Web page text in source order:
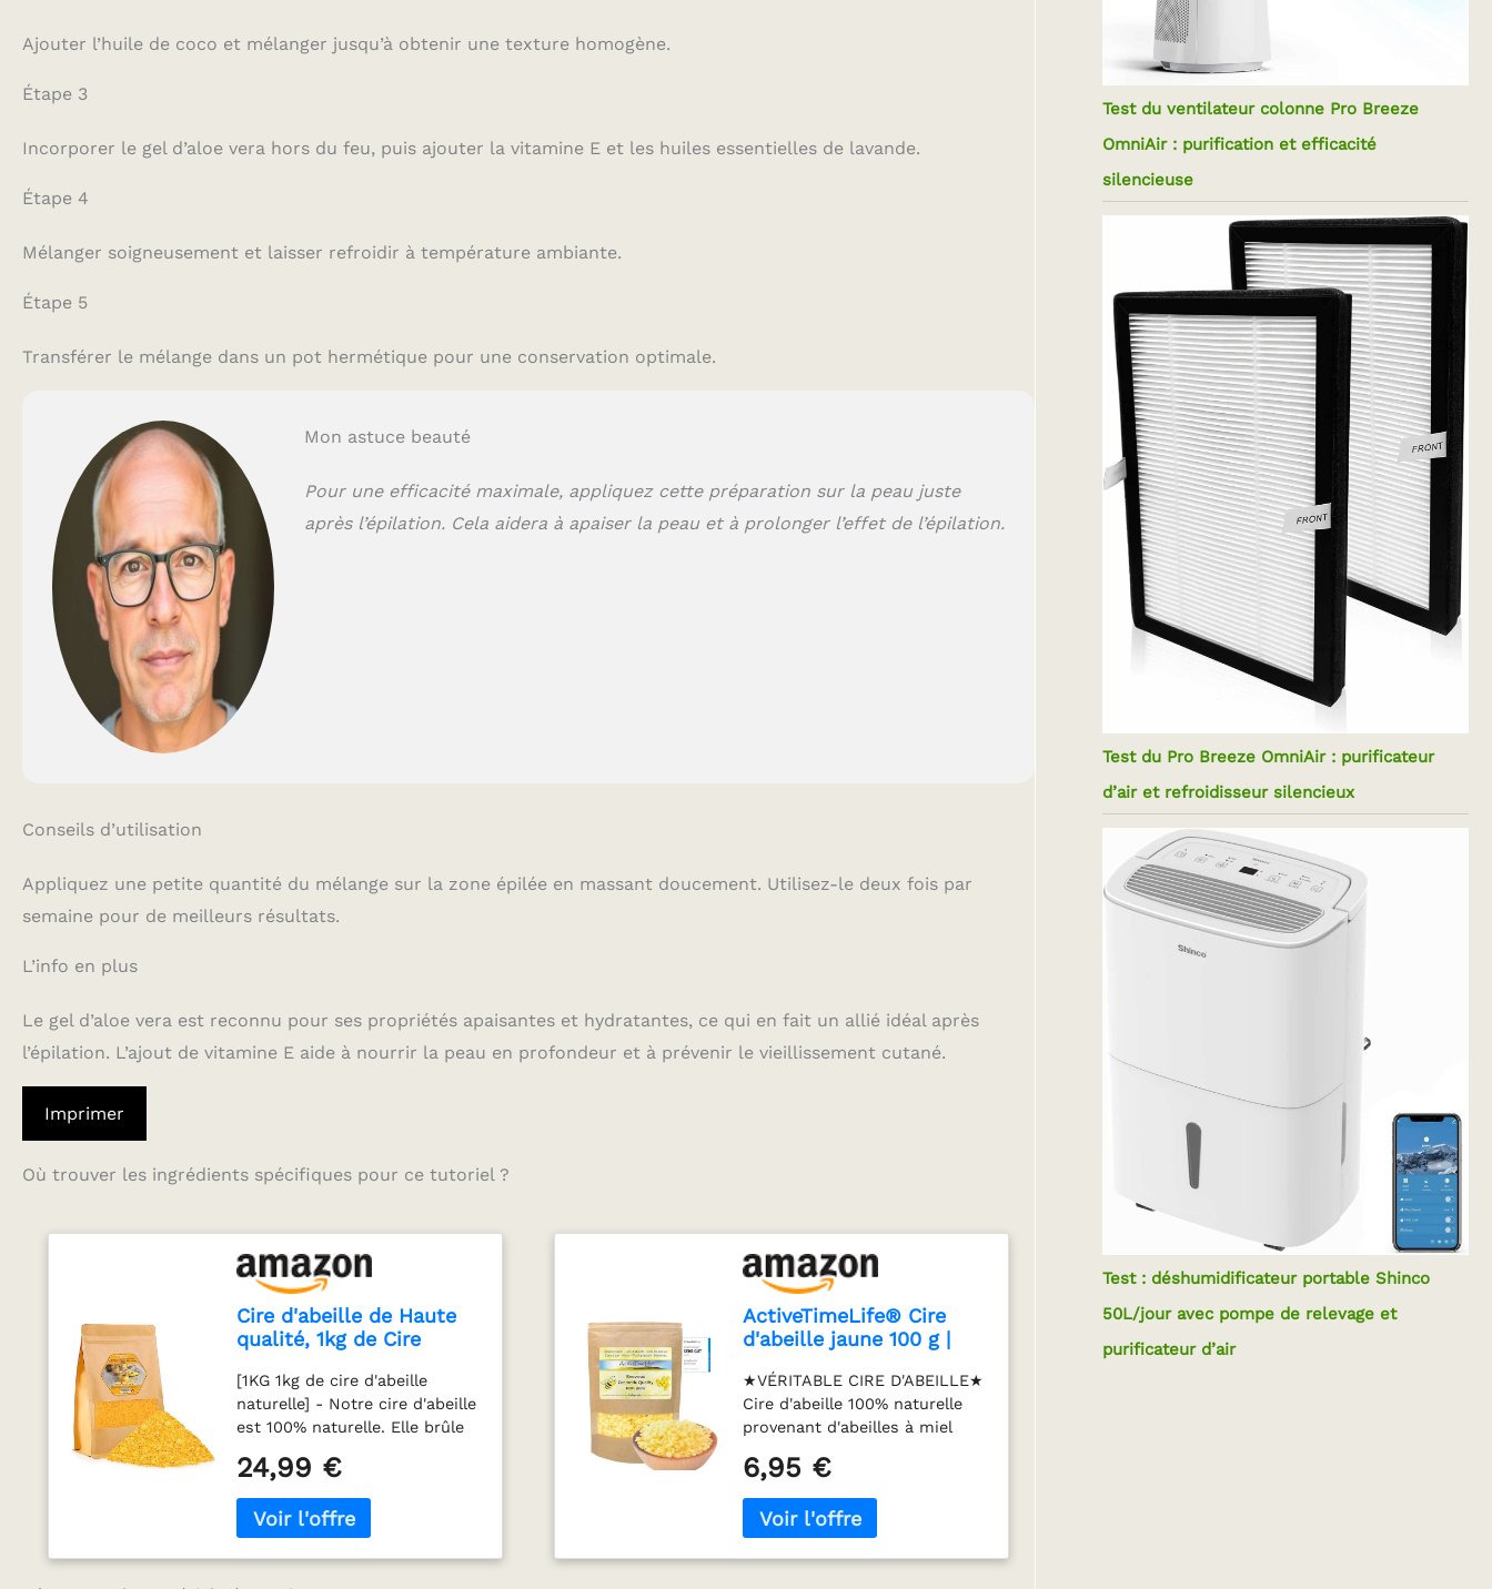
Ajouter l’huile de coco et mélanger jusqu’à obtenir une texture homogène.
Étape 3
Incorporer le gel d’aloe vera hors du feu, puis ajouter la vitamine E et les huiles essentielles de lavande.
Étape 4
Mélanger soigneusement et laisser refroidir à température ambiante.
Étape 5
Transférer le mélange dans un pot hermétique pour une conservation optimale.
Mon astuce beauté
Pour une efficacité maximale, appliquez cette préparation sur la peau juste
après l’épilation. Cela aidera à apaiser la peau et à prolonger l’effet de l’épilation.
Conseils d’utilisation
Appliquez une petite quantité du mélange sur la zone épilée en massant doucement. Utilisez-le deux fois par
semaine pour de meilleurs résultats.
L’info en plus
Le gel d’aloe vera est reconnu pour ses propriétés apaisantes et hydratantes, ce qui en fait un allié idéal après
l’épilation. L’ajout de vitamine E aide à nourrir la peau en profondeur et à prévenir le vieillissement cutané.
Imprimer
Où trouver les ingrédients spécifiques pour ce tutoriel ?
Cire d'abeille de Haute
qualité, 1kg de Cire
pour Les cosmétiques
naturels, Les lingettes
de Cire d'abeille ou la
Cire de Bougie,
Emballage Durable
[1KG 1kg de cire d'abeille
naturelle] - Notre cire d'abeille
est 100% naturelle. Elle brûle
sûre et fiable, ne contient pas
de produits chimiques ou de
pesticides nocifs pour la santé
et est entièrement
biodégradable. [Pas de résidus
24,99 €
ActiveTimeLife® Cire
d'abeille jaune 100 g |
les Cosmétiques Bougies
Crèmes Pommades
Savons Toiles cirés -
l'Original dans un Sachet
Zip pratique
★VÉRITABLE CIRE D'ABEILLE★
Cire d'abeille 100% naturelle
provenant d'abeilles à miel
nettoyée en douceur, sans
additifs, directement issue de
la nature. Notre cire d'abeille
convient parfaitement aux
soins de la peau, aux
6,95 €
Test du ventilateur colonne Pro Breeze
OmniAir : purification et efficacité
silencieuse
Test du Pro Breeze OmniAir : purificateur
d’air et refroidisseur silencieux
Test : déshumidificateur portable Shinco
50L/jour avec pompe de relevage et
purificateur d’air